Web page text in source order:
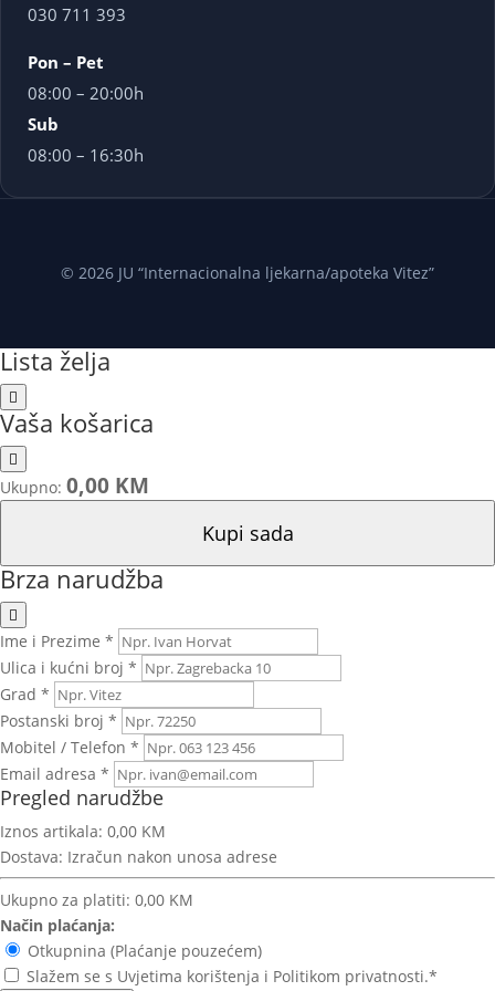
030 711 393
Pon – Pet
08:00 – 20:00h
Sub
08:00 – 16:30h
© 2026 JU “Internacionalna ljekarna/apoteka Vitez”
Lista želja
Vaša košarica
Ukupno: 0,00 KM
Kupi sada
Brza narudžba
Ime i Prezime *
Ulica i kućni broj *
Grad *
Postanski broj *
Mobitel / Telefon *
Email adresa *
Pregled narudžbe
Iznos artikala: 0,00 KM
Dostava: Izračun nakon unosa adrese
Ukupno za platiti: 0,00 KM
Način plaćanja:
Otkupnina (Plaćanje pouzećem)
Slažem se s Uvjetima korištenja i Politikom privatnosti.*